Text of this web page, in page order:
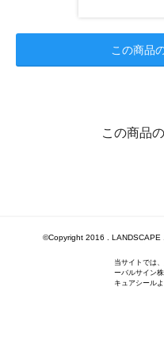
この商品
この商品
©Copyright 2016 . LANDSCAPE
当サイトでは
ーバルサイン
キュアシール